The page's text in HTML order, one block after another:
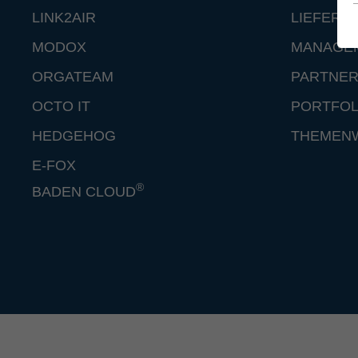
LINK2AIR
MODOX
ORGATEAM
OCTO IT
HEDGEHOG
E-FOX
BADEN CLOUD®
PARTNER